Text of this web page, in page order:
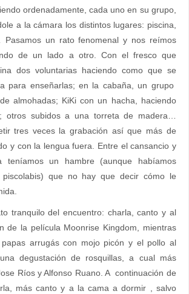
ordenadamente, cada uno en su grupo,
a la cámara los distintos lugares: piscina,
Pasamos un rato fenomenal y nos reímos
de un lado a otro. Con el fresco que
dos voluntarias haciendo como que se
para enseñarlas; en la cabaña, un grupo
almohadas; KiKi con un hacha, haciendo
otros subidos a una torreta de madera…
tres veces la grabación así que más de
y con la lengua fuera. Entre el cansancio y
un hambre (aunque habíamos
que no hay que decir cómo le
tranquilo del encuentro: charla, canto y al
de la película Moonrise Kingdom, mientras
arrugás con mojo picón y el pollo al
degustación de rosquillas, a cual más
Ríos y Alfonso Ruano. A continuación de
más canto y a la cama a dormir , salvo